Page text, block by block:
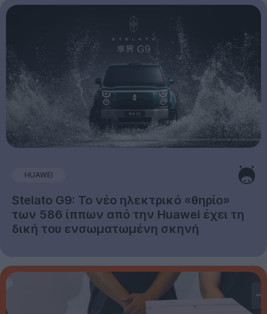
HUAWEI
Stelato G9: Το νέο ηλεκτρικό «θηρίο»
των 586 ίππων από την Huawei έχει τη
δική του ενσωματωμένη σκηνή